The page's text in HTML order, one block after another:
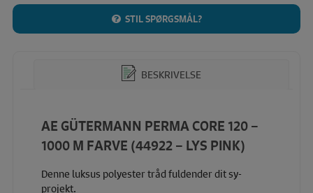
STIL SPØRGSMÅL?
BESKRIVELSE
AE GÜTERMANN PERMA CORE 120 –
1000 M FARVE (44922 – LYS PINK)
Denne luksus polyester tråd fuldender dit sy-
projekt.